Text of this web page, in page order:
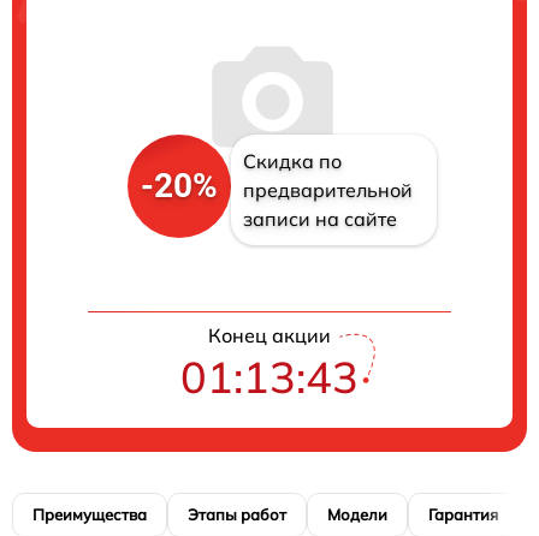
-20%
Скидка по
предварительной
записи на сайте
Конец акции
01:13:42
Преимущества Этапы работ Модели Гарантия